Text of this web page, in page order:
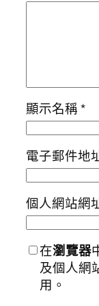
顯示名稱*
電子郵件地
個人網站網
在瀏覽器
及個人網
用。